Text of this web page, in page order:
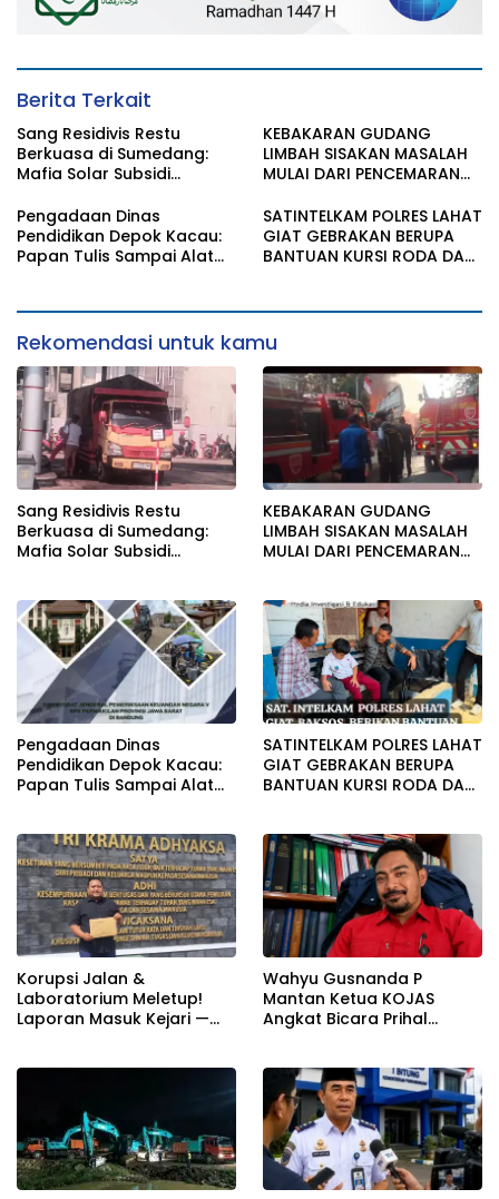
Berita Terkait
Sang Residivis Restu
Berkuasa di Sumedang:
Mafia Solar Subsidi
Terangan, Seolah Hukum
Bungkam
KEBAKARAN GUDANG
LIMBAH SISAKAN MASALAH
MULAI DARI PENCEMARAN
TERSEBUT TAK KANTONGI
IZIN LINGKUNGAN
Pengadaan Dinas
Pendidikan Depok Kacau:
Papan Tulis Sampai Alat
Disembunyikan!
SATINTELKAM POLRES LAHAT
GIAT GEBRAKAN BERUPA
BANTUAN KURSI RODA DAN
Rekomendasi untuk kamu
Sang Residivis Restu
Berkuasa di Sumedang:
Mafia Solar Subsidi
Bungkam
KEBAKARAN GUDANG
LIMBAH SISAKAN MASALAH
MULAI DARI PENCEMARAN
IZIN LINGKUNGAN
Pengadaan Dinas
Pendidikan Depok Kacau:
Papan Tulis Sampai Alat
Disembunyikan!
SATINTELKAM POLRES LAHAT
GIAT GEBRAKAN BERUPA
BANTUAN KURSI RODA DAN
Korupsi Jalan &
Laboratorium Meletup!
Laporan Masuk Kejari —
Wahyu Gusnanda P
Mantan Ketua KOJAS
Angkat Bicara Prihal